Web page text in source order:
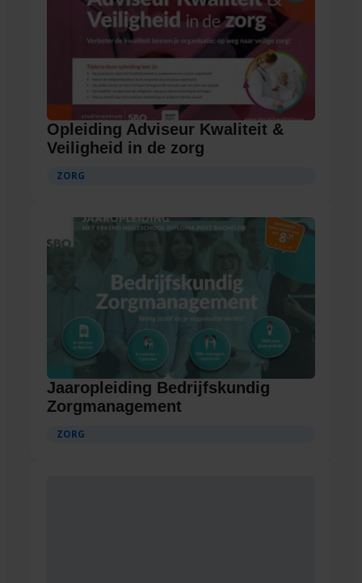
Opleiding Adviseur Kwaliteit &
Veiligheid in de zorg
ZORG
Jaaropleiding Bedrijfskundig
Zorgmanagement
ZORG